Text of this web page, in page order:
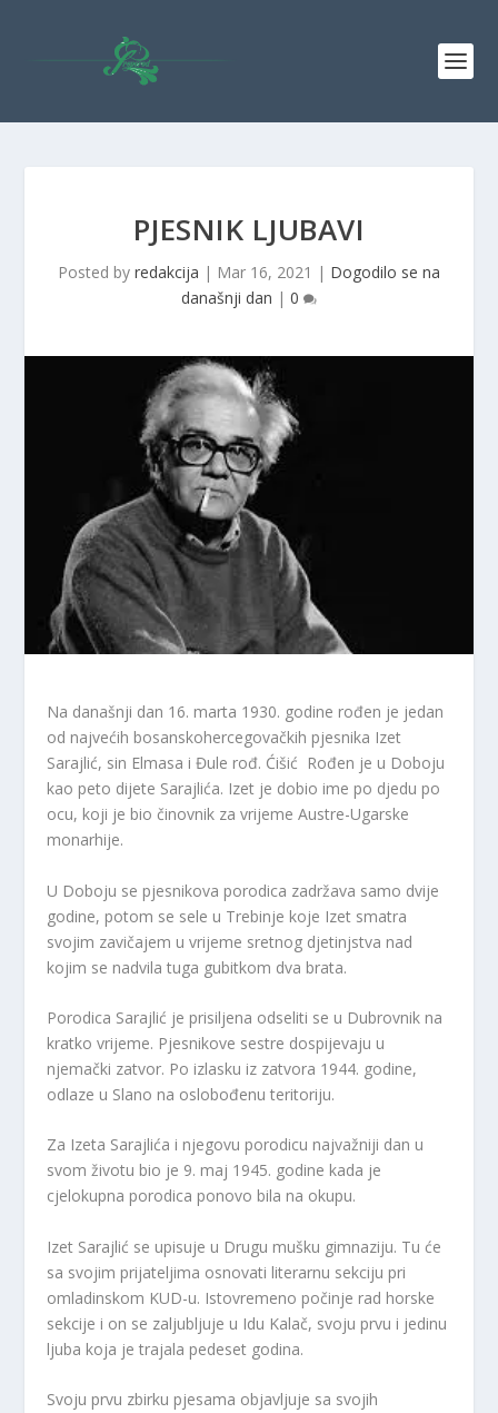
PJESNIK LJUBAVI
Posted by redakcija | Mar 16, 2021 | Dogodilo se na
današnji dan | 0
Na današnji dan 16. marta 1930. godine rođen je jedan
od najvećih bosanskohercegovačkih pjesnika Izet
Sarajlić, sin Elmasa i Đule rođ. Ćišić Rođen je u Doboju
kao peto dijete Sarajlića. Izet je dobio ime po djedu po
ocu, koji je bio činovnik za vrijeme Austre-Ugarske
monarhije.
U Doboju se pjesnikova porodica zadržava samo dvije
godine, potom se sele u Trebinje koje Izet smatra
svojim zavičajem u vrijeme sretnog djetinjstva nad
kojim se nadvila tuga gubitkom dva brata.
Porodica Sarajlić je prisiljena odseliti se u Dubrovnik na
kratko vrijeme. Pjesnikove sestre dospijevaju u
njemački zatvor. Po izlasku iz zatvora 1944. godine,
odlaze u Slano na oslobođenu teritoriju.
Za Izeta Sarajlića i njegovu porodicu najvažniji dan u
svom životu bio je 9. maj 1945. godine kada je
cjelokupna porodica ponovo bila na okupu.
Izet Sarajlić se upisuje u Drugu mušku gimnaziju. Tu će
sa svojim prijateljima osnovati literarnu sekciju pri
omladinskom KUD-u. Istovremeno počinje rad horske
sekcije i on se zaljubljuje u Idu Kalač, svoju prvu i jedinu
ljuba koja je trajala pedeset godina.
Svoju prvu zbirku pjesama objavljuje sa svojih